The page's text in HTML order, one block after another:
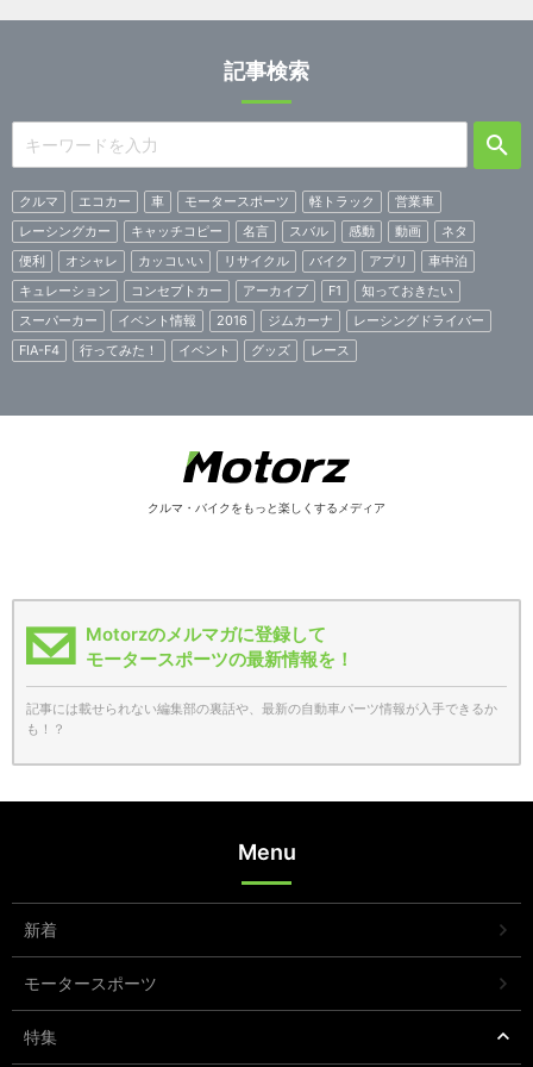
記事検索
クルマ エコカー 車 モータースポーツ 軽トラック
営業車
レーシングカー
キャッチコピー 名言 スバル 感動 動画
ネタ
便利
オシャレ カッコいい リサイクル バイク アプリ
車中泊
キュレーション
コンセプトカー アーカイブ F1
知っておきたい
スーパーカー
イベント情報 2016 ジムカーナ
レーシングドライバー
FIA-F4
行ってみた！ イベント グッズ レース
クルマ・バイクをもっと楽しくするメディア
Motorzのメルマガに登録して
モータースポーツの最新情報を！
記事には載せられない編集部の裏話や、最新の自動車パーツ情報が入手できるか
も！？
Menu
新着
モータースポーツ
特集